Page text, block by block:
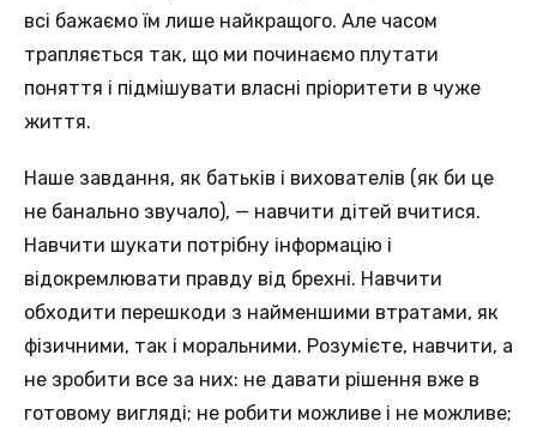
всі бажаємо їм лише найкращого. Але часом
трапляється так, що ми починаємо плутати
поняття і підмішувати власні пріоритети в чуже
життя.
Наше завдання, як батьків і вихователів (як би це
не банально звучало), — навчити дітей вчитися.
Навчити шукати потрібну інформацію і
відокремлювати правду від брехні. Навчити
обходити перешкоди з найменшими втратами, як
фізичними, так і моральними. Розумієте, навчити, а
не зробити все за них: не давати рішення вже в
готовому вигляді; не робити можливе і не можливе;